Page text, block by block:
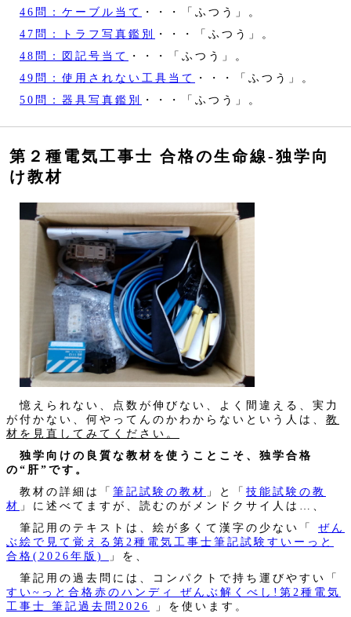
46問：ケーブル当て
・・・「ふつう」。
47問：トラフ写真鑑別
・・・「ふつう」。
48問：図記号当て
・・・「ふつう」。
49問：使用されない工具当て
・・・「ふつう」。
50問：器具写真鑑別
・・・「ふつう」。
第２種電気工事士 合格の生命線‐独学向
け教材
憶えられない、点数が伸びない、よく間違える、実力
が付かない、何やってんのかわからないという人は、 教
材を見直してみてください。
独学向けの良質な教材を使うことこそ、独学合格
の“肝”です。
教材の詳細は「 筆記試験の教材 」と「 技能試験の教
材 」に述べてますが、読むのがメンドクサイ人は…、
筆記用のテキストは、絵が多くて漢字の少ない「
ぜん
ぶ絵で見て覚える第2種電気工事士筆記試験すいーっと
合格(2026年版)
」を、
筆記用の過去問には、コンパクトで持ち運びやすい「
すい~っと合格赤のハンディ ぜんぶ解くべし!第2種電気
工事士 筆記過去問2026
」を使います。